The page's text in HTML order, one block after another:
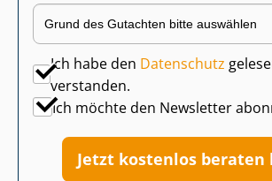
Ich habe den Datenschutz
verstanden.
Ich möchte den Newsletter
Jetzt kostenlos beraten